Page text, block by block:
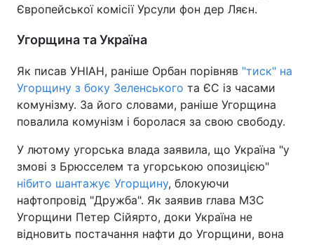
Європейської комісії Урсули фон дер Ляєн.
Угорщина та Україна
Як писав УНІАН, раніше Орбан порівняв "тиск" на
Угорщину з боку Зеленського та ЄС із часами
комунізму. За його словами, раніше Угорщина
повалила комунізм і боролася за свою свободу.
У лютому угорська влада заявила, що Україна "у
змові з Брюсселем та угорською опозицією"
нібито шантажує Угорщину, блокуючи
нафтопровід "Дружба". Як заявив глава МЗС
Угорщини Петер Сійярто, доки Україна не
відновить постачання нафти до Угорщини, вона